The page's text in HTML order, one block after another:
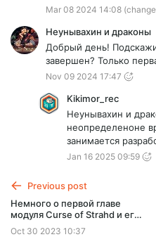
Mar 08 2024 14:08
Неунывахин и драконы
Добрый день!
завершен? Только
Nov 09 2024 17:47
Kikimor_rec
Неунывахин и
неопределеноне
занимается
Jan 16 2025 09:59
Previous post
Немного о первой главе
модуля Curse of Strahd и его
задержке.
Oct 30 2023 10:37